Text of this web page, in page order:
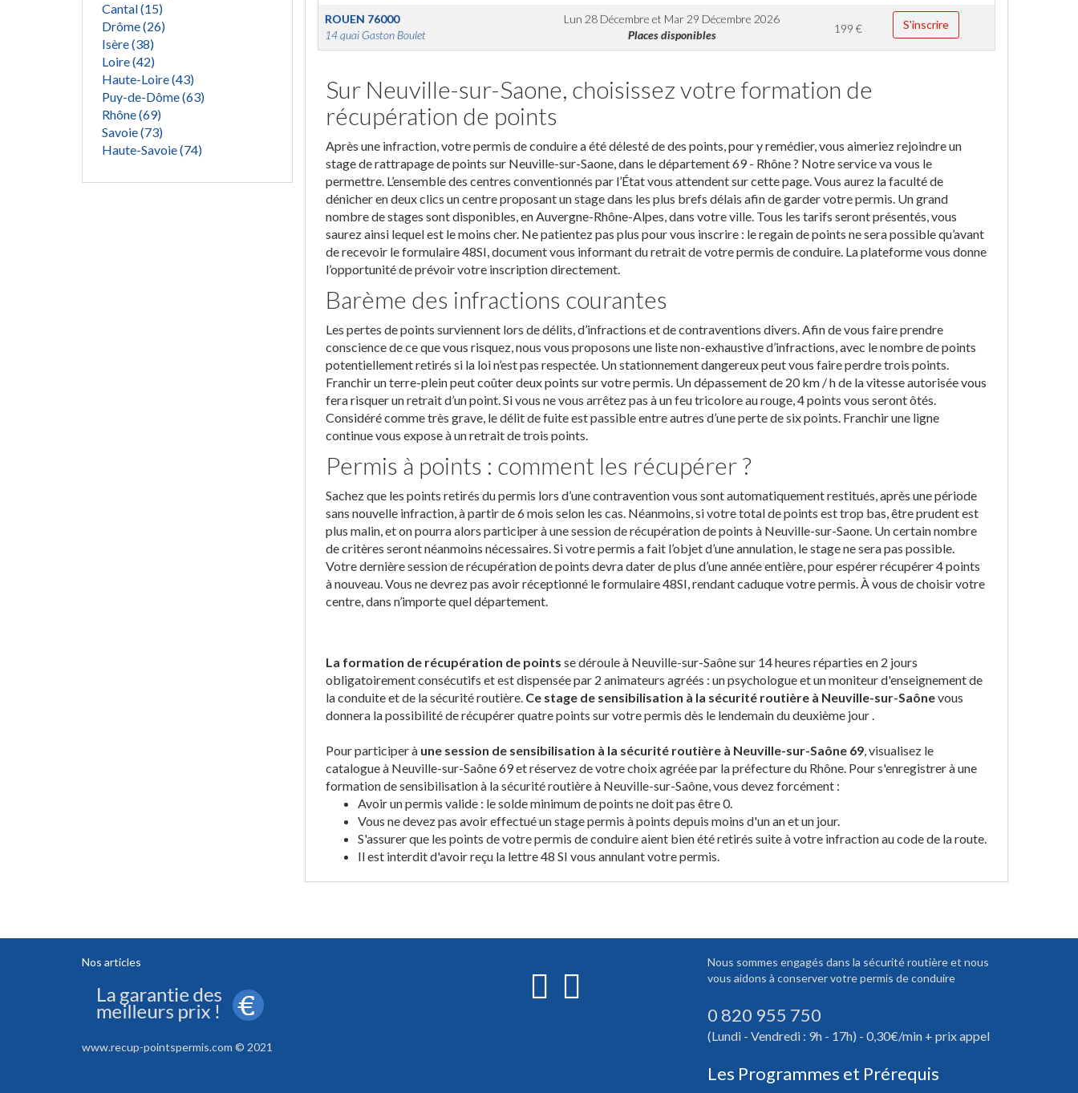
Cantal (15)
Drôme (26)
Isère (38)
Loire (42)
Haute-Loire (43)
Puy-de-Dôme (63)
Rhône (69)
Savoie (73)
Haute-Savoie (74)
ROUEN 76000
14 quai Gaston Boulet
Lun 28 Décembre et Mar 29 Décembre 2026
Places disponibles
199€ S'inscrire
Sur Neuville-sur-Saone, choisissez votre formation de
récupération de points
Après une infraction, votre permis de conduire a été délesté de des points, pour y remédier, vous aimeriez rejoindre un
stage de rattrapage de points sur Neuville-sur-Saone, dans le département 69 - Rhône ? Notre service va vous le
permettre. L’ensemble des centres conventionnés par l’État vous attendent sur cette page. Vous aurez la faculté de
dénicher en deux clics un centre proposant un stage dans les plus brefs délais afin de garder votre permis. Un grand
nombre de stages sont disponibles, en Auvergne-Rhône-Alpes, dans votre ville. Tous les tarifs seront présentés, vous
saurez ainsi lequel est le moins cher. Ne patientez pas plus pour vous inscrire : le regain de points ne sera possible qu’avant
de recevoir le formulaire 48SI, document vous informant du retrait de votre permis de conduire. La plateforme vous donne
l’opportunité de prévoir votre inscription directement.
Barème des infractions courantes
Les pertes de points surviennent lors de délits, d’infractions et de contraventions divers. Afin de vous faire prendre
conscience de ce que vous risquez, nous vous proposons une liste non-exhaustive d’infractions, avec le nombre de points
potentiellement retirés si la loi n’est pas respectée. Un stationnement dangereux peut vous faire perdre trois points.
Franchir un terre-plein peut coûter deux points sur votre permis. Un dépassement de 20 km / h de la vitesse autorisée vous
fera risquer un retrait d’un point. Si vous ne vous arrêtez pas à un feu tricolore au rouge, 4 points vous seront ôtés.
Considéré comme très grave, le délit de fuite est passible entre autres d’une perte de six points. Franchir une ligne
continue vous expose à un retrait de trois points.
Permis à points : comment les récupérer ?
Sachez que les points retirés du permis lors d’une contravention vous sont automatiquement restitués, après une période
sans nouvelle infraction, à partir de 6 mois selon les cas. Néanmoins, si votre total de points est trop bas, être prudent est
plus malin, et on pourra alors participer à une session de récupération de points à Neuville-sur-Saone. Un certain nombre
de critères seront néanmoins nécessaires. Si votre permis a fait l’objet d’une annulation, le stage ne sera pas possible.
Votre dernière session de récupération de points devra dater de plus d’une année entière, pour espérer récupérer 4 points
à nouveau. Vous ne devrez pas avoir réceptionné le formulaire 48SI, rendant caduque votre permis. À vous de choisir votre
centre, dans n’importe quel département.
La formation de récupération de points se déroule à Neuville-sur-Saône sur 14 heures réparties en 2 jours
obligatoirement consécutifs et est dispensée par 2 animateurs agréés : un psychologue et un moniteur d'enseignement de
la conduite et de la sécurité routière. Ce stage de sensibilisation à la sécurité routière à Neuville-sur-Saônevous
donnera la possibilité de récupérer quatre points sur votre permis dès le lendemain du deuxième jour .
Pour participer à une session de sensibilisation à la sécurité routière à Neuville-sur-Saône 69, visualisez le
catalogue à Neuville-sur-Saône 69 et réservez de votre choix agréée par la préfecture du Rhône. Pour s'enregistrer à une
formation de sensibilisation à la sécurité routière à Neuville-sur-Saône, vous devez forcément :
Avoir un permis valide : le solde minimum de points ne doit pas être 0.
Vous ne devez pas avoir effectué un stage permis à points depuis moins d'un an et un jour.
S'assurer que les points de votre permis de conduire aient bien été retirés suite à votre infraction au code de la route.
Il est interdit d'avoir reçu la lettre 48 SI vous annulant votre permis.
Nos articles
www.recup-pointspermis.com © 2021
Nous sommes engagés dans la sécurité routière et nous
vous aidons à conserver votre permis de conduire
0 820 955 750
(Lundi - Vendredi : 9h - 17h) - 0,30€/min + prix appel
Les Programmes et Prérequis